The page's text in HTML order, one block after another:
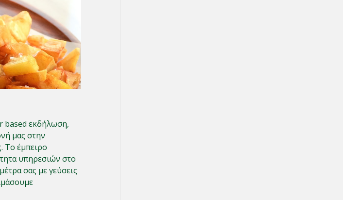
based εκδήλωση,
μας στην
Το έμπειρο
υπηρεσιών στο
σας με γεύσεις